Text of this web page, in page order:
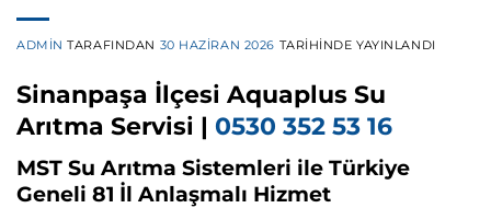
ADMIN TARAFINDAN 30 HAZIRAN 2026 TARIHINDE YAYINLANDI
Sinanpaşa İlçesi Aquaplus Su
Arıtma Servisi | 0530 352 53 16
MST Su Arıtma Sistemleri ile Türkiye
Geneli 81 İl Anlaşmalı Hizmet